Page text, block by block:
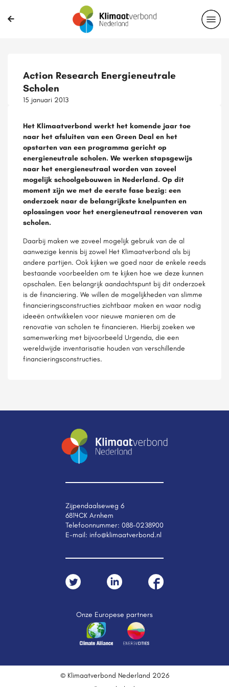
Action Research Energieneutrale
Scholen
15 januari 2013
Het Klimaatverbond werkt het komende jaar toe
naar het afsluiten van een Green Deal en het
opstarten van een programma gericht op
energieneutrale scholen. We werken stapsgewijs
naar het energieneutraal worden van zoveel
mogelijk schoolgebouwen in Nederland. Op dit
moment zijn we met de eerste fase bezig: een
onderzoek naar de belangrijkste knelpunten en
oplossingen voor het energieneutraal renoveren van
scholen.
Daarbij maken we zoveel mogelijk gebruik van de al
aanwezige kennis bij zowel Het Klimaatverbond als bij
andere partijen. Ook kijken we goed naar de enkele reeds
bestaande voorbeelden om te kijken hoe we deze kunnen
opschalen. Een belangrijk aandachtspunt bij dit onderzoek
is de financiering. We willen de mogelijkheden van slimme
financieringsconstructies zichtbaar maken en waar nodig
ideeën ontwikkelen voor nieuwe manieren om de
renovatie van scholen te financieren. Hierbij zoeken we
samenwerking met bijvoorbeeld Urgenda, die een
wereldwijde inventarisatie houden van verschillende
financieringsconstructies.
Zijpendaalseweg 6
6814CK Arnhem
Telefoonnummer: 088-0238900
E-mail: info@klimaatverbond.nl
Onze Europese partners
© Klimaatverbond Nederland 2026